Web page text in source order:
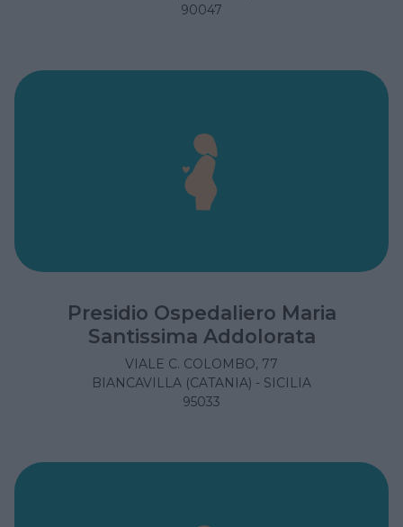
90047
Presidio Ospedaliero Maria
Santissima Addolorata
VIALE C. COLOMBO, 77
BIANCAVILLA (CATANIA) - SICILIA
95033